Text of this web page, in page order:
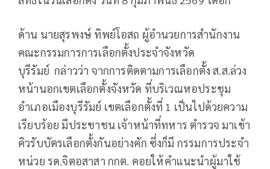
ด้าน นายสุรพงษ์ ทิพย์โอสถ ผู้อำนวยการสำนักงาน
คณะกรรมการการเลือกตั้งประจำจังหวัด
บุรีรัมย์ กล่าวว่า จากการติดตามการเลือกตั้ง ส.ส.ล่วง
หน้านอกเขตเลือกตั้งจังหวัด ที่บริเวณหอประชุม
อำเภอเมืองบุรีรัมย์ เขตเลือกตั้งที่ 1 เป็นไปด้วยความ
เรียบร้อย มีประชาชน เจ้าหน้าที่ทหาร ตำรวจ มาเข้า
คิวรับบัตรเลือกตั้งกันอย่างคัก ซึ่งก็มี กรรมการประจำ
หน่วย รด.จิตอสาสา กกต. คอยให้คำแนะนำผู้มาใช้